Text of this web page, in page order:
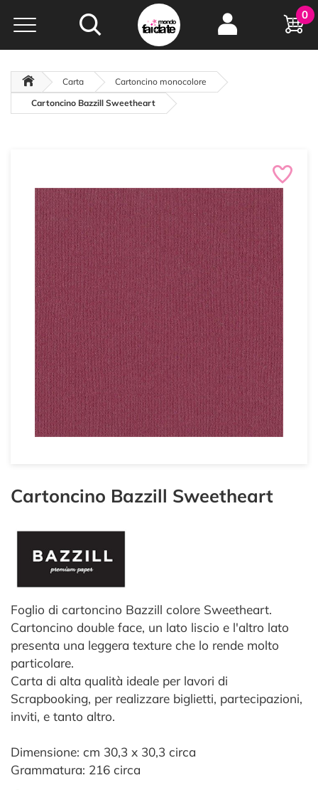
Hobby e
creatività...
oltre 15 anni online
0
Carta
Cartoncino monocolore
Cartoncino Bazzill Sweetheart
Cartoncino Bazzill Sweetheart
Foglio di cartoncino Bazzill colore Sweetheart.
Cartoncino double face, un lato liscio e l'altro lato
presenta una leggera texture che lo rende molto
particolare.
Carta di alta qualità ideale per lavori di
Scrapbooking, per realizzare biglietti, partecipazioni,
inviti, e tanto altro.
Dimensione: cm 30,3 x 30,3 circa
Grammatura: 216 circa